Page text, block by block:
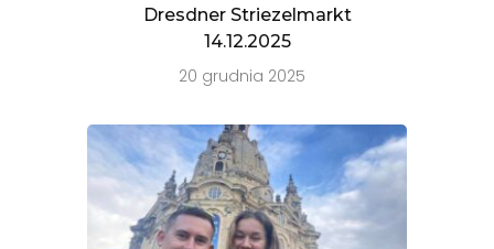
Dresdner Striezelmarkt
14.12.2025
20 grudnia 2025